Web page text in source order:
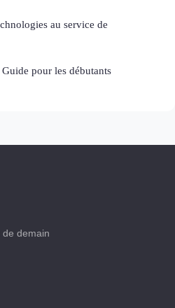
au service de
pour les débutants
de demain